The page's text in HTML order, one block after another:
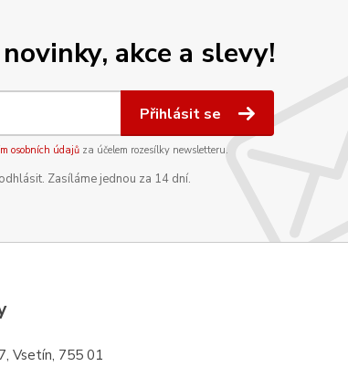
akce a slevy!
Přihlásit se
osobních údajůza účelem rozesílky newsletteru.
Zasíláme jednou za 14 dní.
Vsetín, 755 01